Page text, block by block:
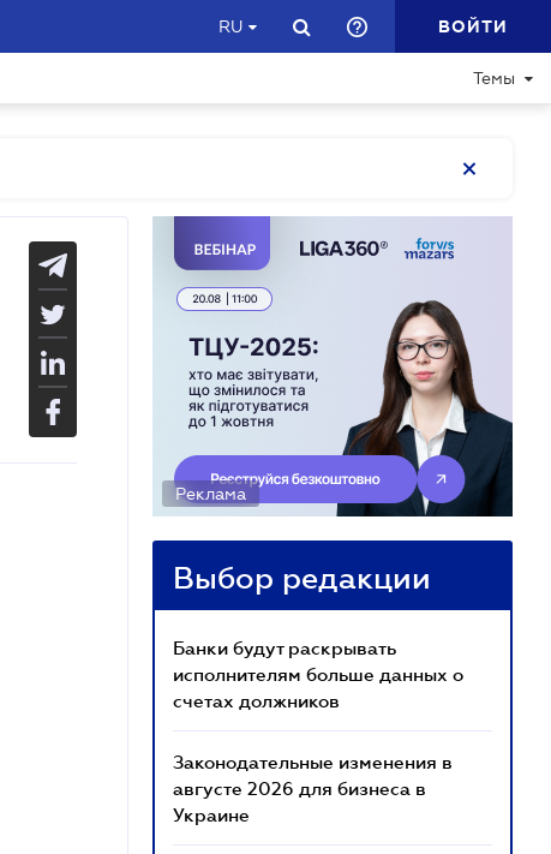
RU ВОЙТИ
Темы
Реклама
Выбор редакции
Банки будут раскрывать
исполнителям больше данных о
счетах должников
Законодательные изменения в
августе 2026 для бизнеса в
Украине